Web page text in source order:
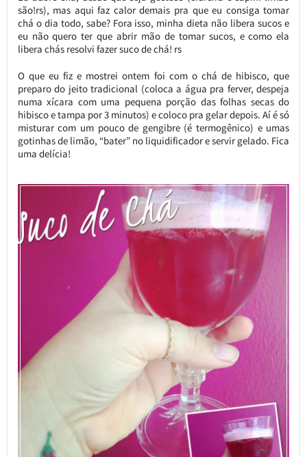
são!rs), mas aqui faz calor demais pra que eu consiga tomar
chá o dia todo, sabe? Fora isso, minha dieta não libera sucos e
eu não quero ter que abrir mão de tomar sucos, e como ela
libera chás resolvi fazer suco de chá! rs
O que eu fiz e mostrei ontem foi com o chá de hibisco, que
preparo do jeito tradicional (coloca a água pra ferver, despeja
numa xícara com uma pequena porção das folhas secas do
hibisco e tampa por 3 minutos) e coloco pra gelar depois. Aí é só
misturar com um pouco de gengibre (é termogênico) e umas
gotinhas de limão, “bater” no liquidificador e servir gelado. Fica
uma delícia!